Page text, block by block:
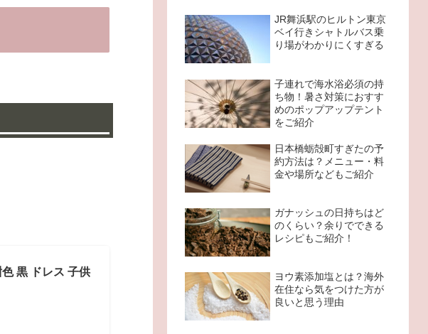
黒 ドレス 子供
JR舞浜駅のヒルトン東京
ベイ行きシャトルバス乗
り場がわかりにくすぎる
子連れで海水浴必須の持
ち物！暑さ対策におすす
めのポップアップテント
をご紹介
日本橋蛎殻町すぎたの予
約方法は？メニュー・料
金や場所などもご紹介
ガナッシュの日持ちはど
のくらい？余りでできる
レシピもご紹介！
ヨウ素添加塩とは？海外
在住なら気をつけた方が
良いと思う理由